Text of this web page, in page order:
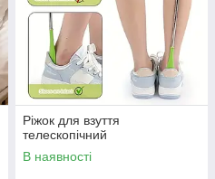
Ріжок для взуття
телескопічний
В наявності